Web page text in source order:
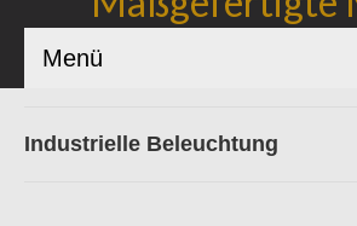
Menü
Industrielle Beleuchtung